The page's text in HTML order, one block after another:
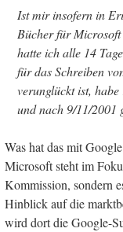
Ist mir insofern in
Bücher für Microsoft
hatte ich alle 14
für das Schreiben
verunglückt ist,
und nach 9/11/2001
Was hat das mit
Microsoft steht im
Kommission, sondern
Hinblick auf die
wird dort die Google-